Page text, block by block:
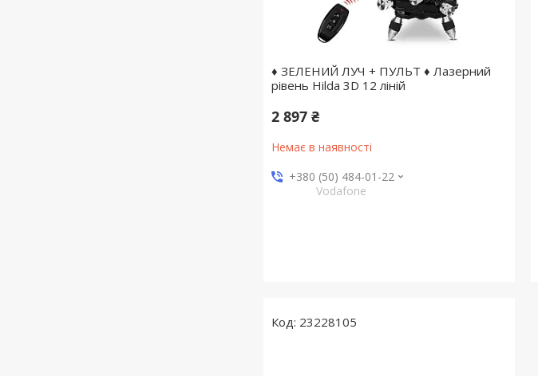
♦ ЗЕЛЕНИЙ ЛУЧ + ПУЛЬТ ♦ Лазерний
рівень Hilda 3D 12 ліній
2 897 ₴
Немає в наявності
+380 (50) 484-01-22
Vodafone
23228105